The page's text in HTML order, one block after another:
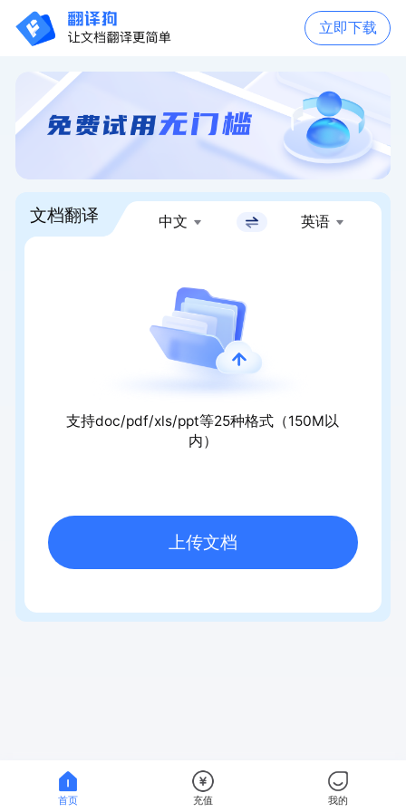
立即下载
文档翻译 中文 英语
支持doc/pdf/xls/ppt等25种格式（150M以
内）
上传文档
首页 充值 我的